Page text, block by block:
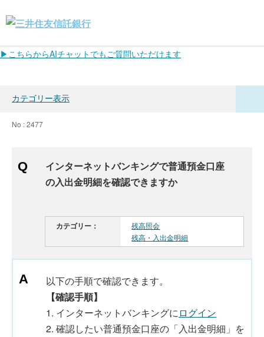
▶こちらからAIチャットでもご質問いただけます
カテゴリー表示
No : 2477
インターネットバンキングで普通預金口座
の入出金明細を確認できますか
カテゴリー：
残高照会
残高・入出金明細
以下の手順で確認できます。
【確認手順】
1. インターネットバンキングにログイン
2. 確認したい普通預金口座の「入出金明細」を